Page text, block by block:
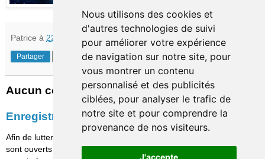
Nous utilisons des cookies et
d'autres technologies de suivi
pour améliorer votre expérience
de navigation sur notre site, pour
vous montrer un contenu
personnalisé et des publicités
ciblées, pour analyser le trafic de
notre site et pour comprendre la
provenance de nos visiteurs.
J'accepte
Patrice à 22:26
Partager
Aucun commentaire:
Enregistrer un commentaire
Afin de lutter contre le spam, les commentaires ne
sont ouverts qu'aux personnes identifiées et sont